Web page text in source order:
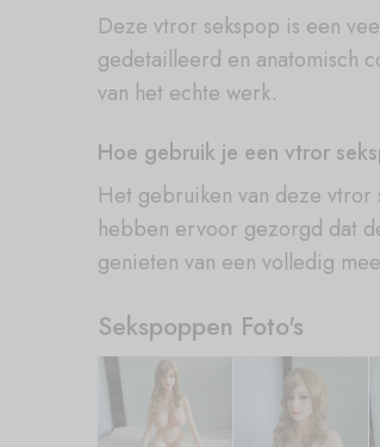
Deze vtror sekspop is een
gedetailleerd en anatomisch
van het echte werk.
Hoe gebruik je een vtror
Het gebruiken van deze
hebben ervoor gezorgd dat
genieten van een volledig
Sekspoppen Foto's